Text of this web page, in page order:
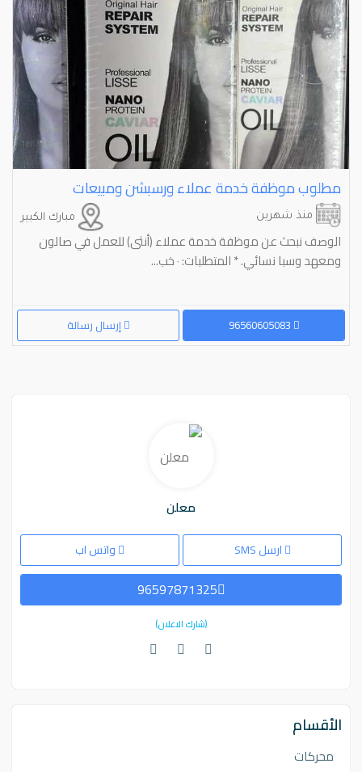
مطلوب موظفة خدمة عملاء ورسبشن ومبيعات
مبارك الكبير منذ شهرين
الوصف نبحث عن موظفة خدمة عملاء (أنثى) للعمل في صالون
ومعهد وسبا نسائي. * المتطلبات: ‎٠‏ خب...
إرسال رسالة
معلن
ارسل SMS واتس اب
96597871325
(شارك الاعلان)
الأقسام
محركات